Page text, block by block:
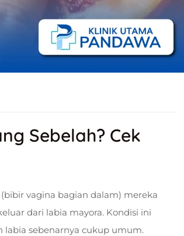
Sebelah? Cek
vagina bagian dalam) mereka
dari labia mayora. Kondisi ini
sebenarnya cukup umum.